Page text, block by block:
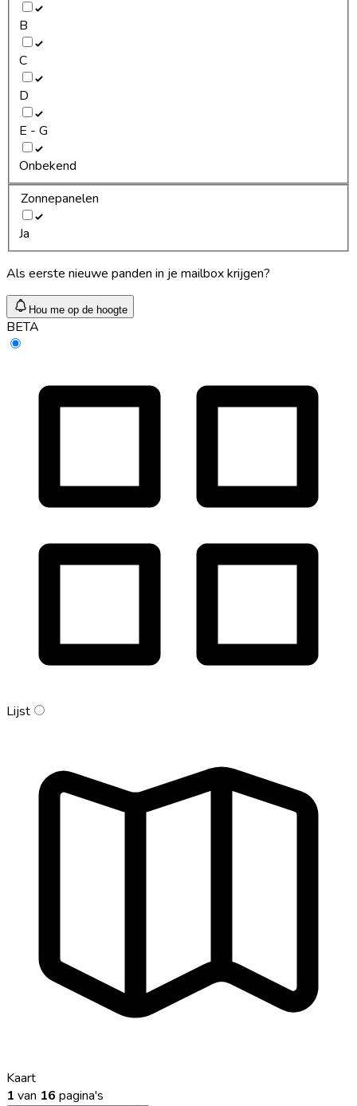
B
C
D
E - G
Onbekend
Zonnepanelen
Ja
Als eerste nieuwe panden in je mailbox krijgen?
Hou me op de hoogte
BETA
Lijst
Kaart
1 van 16 pagina's